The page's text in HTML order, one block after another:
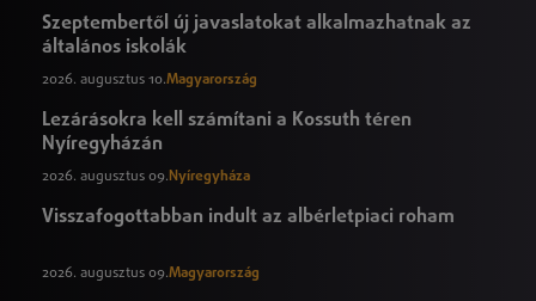
Szeptembertől új javaslatokat alkalmazhatnak az
általános iskolák
2026. augusztus 10.Magyarország
Lezárásokra kell számítani a Kossuth téren
Nyíregyházán
2026. augusztus 09. Nyíregyháza
Visszafogottabban indult az albérletpiaci roham
2026. augusztus 09.Magyarország